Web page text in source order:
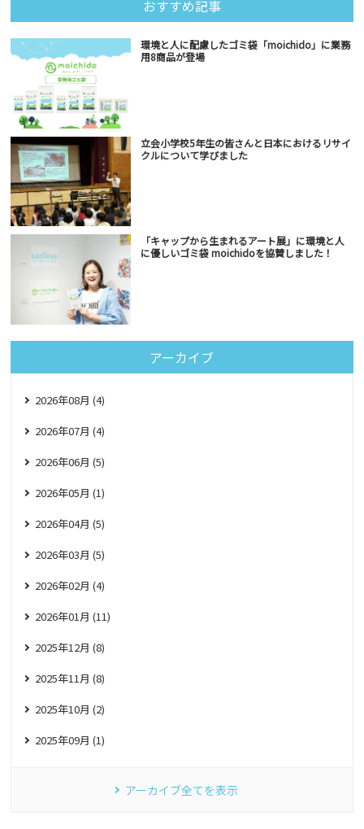
おすすめ記事
環境と人に配慮したゴミ袋「moichido」に業務
用8商品が登場
立会小学校5年生の皆さんと日本におけるリサイ
クルについて学びました
「キャップから生まれるアート展」に環境と人
に優しいゴミ袋 moichidoを協賛しました！
アーカイブ
2026年08月 (4)
2026年07月 (4)
2026年06月 (5)
2026年05月 (1)
2026年04月 (5)
2026年03月 (5)
2026年02月 (4)
2026年01月 (11)
2025年12月 (8)
2025年11月 (8)
2025年10月 (2)
2025年09月 (1)
アーカイブ全てを表示